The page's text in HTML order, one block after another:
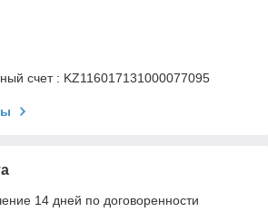
счет : KZ116017131000077095
14 дней по договоренности